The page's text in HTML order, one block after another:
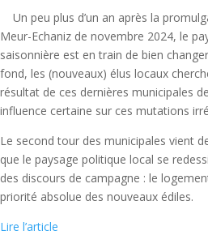
Un peu plus d’un an après la
Meur-Echaniz de novembre 2024, le
saisonnière est en train de bien
fond, les (nouveaux) élus locaux
résultat de ces dernières municipales
influence certaine sur ces mutations
Le second tour des municipales vient
que le paysage politique local se
des discours de campagne : le
priorité absolue des nouveaux édiles.
Lire l’article